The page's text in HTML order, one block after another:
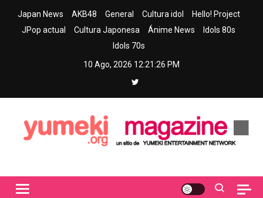
Japan News AKB48 General Cultura idol
Hello! Project
JPop actual
Cultura Japonesa Ánime News
Idols 80s
Idols 70s
10 Ago, 2026 12:21:27 PM